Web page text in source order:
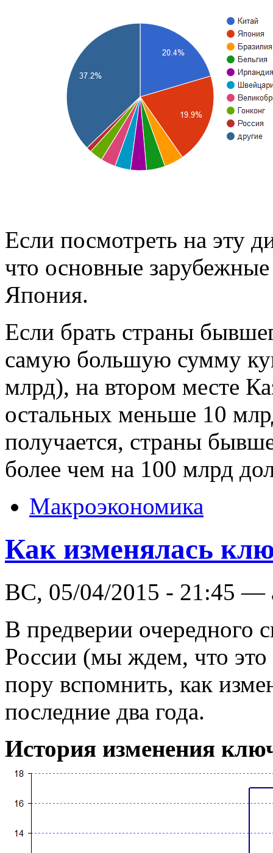
Если посмотреть на эту
что основные
Япония.
Если брать страны
самую большую сумму
млрд), на втором месте
остальных меньше 10
получается, страны
более чем на 100 млрд
Макроэкономика
Как изменялась
ВС, 05/04/2015 - 21:45 —
В предверии очередного
России (мы ждем, что это
пору вспомнить, как
последние два года.
История изменения